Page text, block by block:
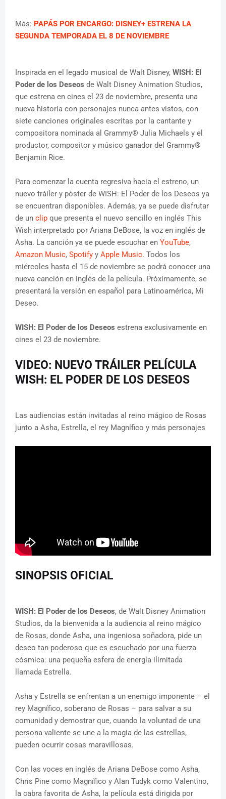
Más: PAPÁS POR ENCARGO: DISNEY+ ESTRENA LA
SEGUNDA TEMPORADA EL 8 DE NOVIEMBRE
Inspirada en el legado musical de Walt Disney, WISH: El
Poder de los Deseos de Walt Disney Animation Studios,
que estrena en cines el 23 de noviembre, presenta una
nueva historia con personajes nunca antes vistos, con
siete canciones originales escritas por la cantante y
compositora nominada al Grammy® Julia Michaels y el
productor, compositor y músico ganador del Grammy®
Benjamin Rice.
Para comenzar la cuenta regresiva hacia el estreno, un
nuevo tráiler y póster de WISH: El Poder de los Deseos ya
se encuentran disponibles. Además, ya se puede disfrutar
de un clip que presenta el nuevo sencillo en inglés This
Wish interpretado por Ariana DeBose, la voz en inglés de
Asha. La canción ya se puede escuchar en YouTube,
Amazon Music, Spotify y Apple Music. Todos los
miércoles hasta el 15 de noviembre se podrá conocer una
nueva canción en inglés de la película. Próximamente, se
presentará la versión en español para Latinoamérica, Mi
Deseo.
WISH: El Poder de los Deseos estrena exclusivamente en
cines el 23 de noviembre.
VIDEO: NUEVO TRÁILER PELÍCULA
WISH: EL PODER DE LOS DESEOS
Las audiencias están invitadas al reino mágico de Rosas
junto a Asha, Estrella, el rey Magnífico y más personajes
SINOPSIS OFICIAL
WISH: El Poder de los Deseos, de Walt Disney Animation
Studios, da la bienvenida a la audiencia al reino mágico
de Rosas, donde Asha, una ingeniosa soñadora, pide un
deseo tan poderoso que es escuchado por una fuerza
cósmica: una pequeña esfera de energía ilimitada
llamada Estrella.
Asha y Estrella se enfrentan a un enemigo imponente – el
rey Magnífico, soberano de Rosas – para salvar a su
comunidad y demostrar que, cuando la voluntad de una
persona valiente se une a la magia de las estrellas,
pueden ocurrir cosas maravillosas.
Con las voces en inglés de Ariana DeBose como Asha,
Chris Pine como Magnífico y Alan Tudyk como Valentino,
la cabra favorita de Asha, la película está dirigida por